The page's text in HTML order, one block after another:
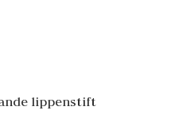
lippenstift